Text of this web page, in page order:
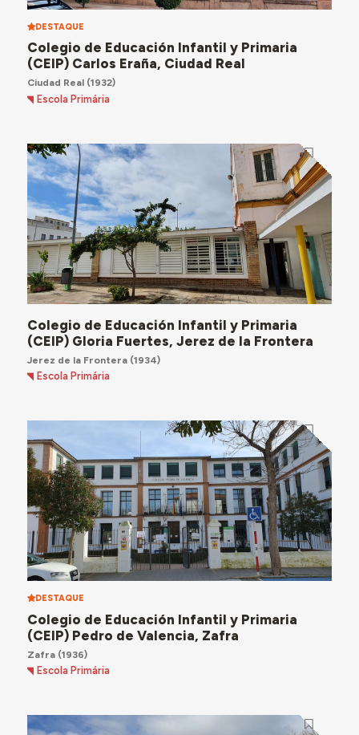
DESTAQUE
Colegio de Educación Infantil y Primaria
(CEIP) Carlos Eraña, Ciudad Real
Ciudad Real(1932)
Escola Primária
Colegio de Educación Infantil y Primaria
(CEIP) Gloria Fuertes, Jerez de la Frontera
Jerez de la Frontera(1934)
Escola Primária
DESTAQUE
Colegio de Educación Infantil y Primaria
(CEIP) Pedro de Valencia, Zafra
Zafra(1936)
Escola Primária